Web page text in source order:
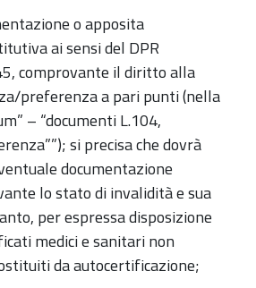
o apposita
ai sensi del DPR
comprovante il diritto alla
preferenza a pari punti (nella
– “documenti L.104,
si precisa che dovrà
documentazione
lo stato di invalidità e sua
per espressa disposizione
medici e sanitari non
da autocertificazione;